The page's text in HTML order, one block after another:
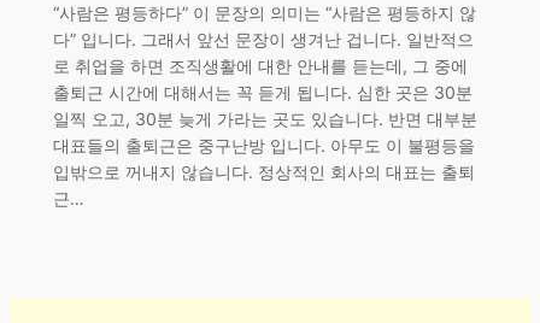
“사람은 평등하다” 이 문장의 의미는 “사람은 평등하지 않
다” 입니다. 그래서 앞선 문장이 생겨난 겁니다. 일반적으
로 취업을 하면 조직생활에 대한 안내를 듣는데, 그 중에
출퇴근 시간에 대해서는 꼭 듣게 됩니다. 심한 곳은 30분
일찍 오고, 30분 늦게 가라는 곳도 있습니다. 반면 대부분
대표들의 출퇴근은 중구난방 입니다. 아무도 이 불평등을
입밖으로 꺼내지 않습니다. 정상적인 회사의 대표는 출퇴
근…